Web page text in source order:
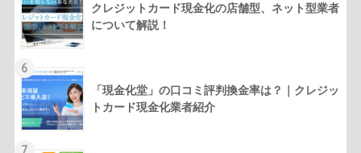
クレジットカード現金化の店舗型、ネット型業者
について解説！
6
「現金化堂」の口コミ評判換金率は？｜クレジッ
トカード現金化業者紹介
7